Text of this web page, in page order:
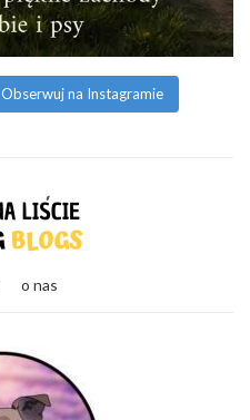
Obserwuj na Instagramie
o nas